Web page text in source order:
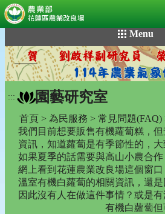
到
主
要
內
容
Menu
::: 園藝研究室
首頁 > 為民服務 > 常見問題(FAQ)
我們目前想要販售有機蘿蔔糕，
資訊，知道蘿蔔是有季節性的，大
如果夏季的話需要與高山小農合
網上看到花蓮農業改良場這個窗
溫室有機白蘿蔔的相關資訊，還是
因此沒有人在做這件事情？或是
有機白蘿蔔